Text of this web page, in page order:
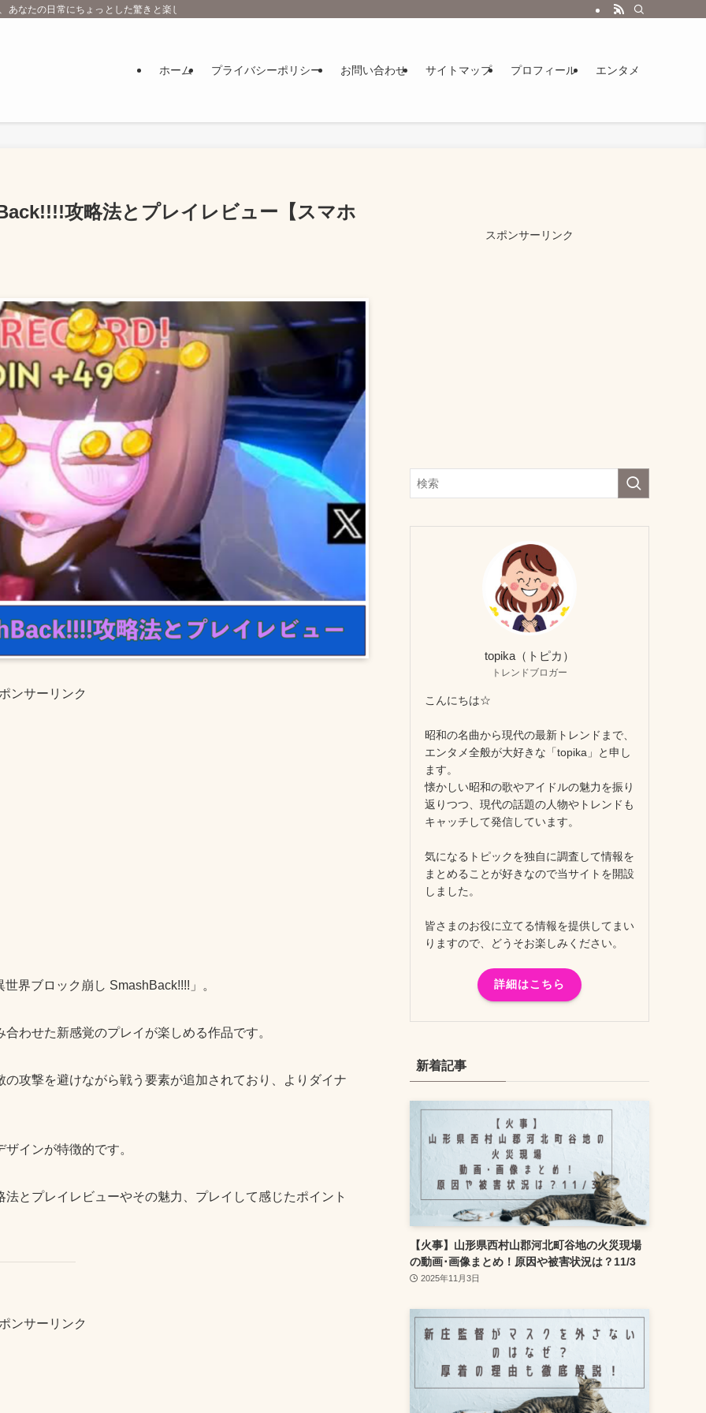
なたの日常にちょっとした驚きと楽しさをプラスするエンタメ情報ブログです。
ホーム プライバシーポリシー お問い合わせ サイトマップ プロフィール エンタメ
攻略法とプレイレビュー【スマホ
ンサーリンク
界ブロック崩し SmashBack!!!!」。
わせた新感覚のプレイが楽しめる作品です。
攻撃を避けながら戦う要素が追加されており、よりダイナ
インが特徴的です。
とプレイレビューやその魅力、プレイして感じたポイント
ンサーリンク
スポンサーリンク
topika（トピカ）
トレンドブロガー
こんにちは☆
昭和の名曲から現代の最新トレンドまで、
エンタメ全般が大好きな「topika」と申し
ます。
懐かしい昭和の歌やアイドルの魅力を振り
返りつつ、現代の話題の人物やトレンドも
キャッチして発信しています。
気になるトピックを独自に調査して情報を
まとめることが好きなので当サイトを開設
しました。
皆さまのお役に立てる情報を提供してまい
りますので、どうそお楽しみください。
詳細はこちら
新着記事
【火事】山形県西村山郡河北町谷地の火災現場
の動画･画像まとめ！原因や被害状況は？11/3
2025年11月3日